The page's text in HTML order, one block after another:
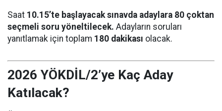
Saat 10.15’te başlayacak sınavda adaylara 80 çoktan
seçmeli soru yöneltilecek. Adayların soruları
yanıtlamak için toplam 180 dakikası olacak.
2026 YÖKDİL/2’ye Kaç Aday
Katılacak?